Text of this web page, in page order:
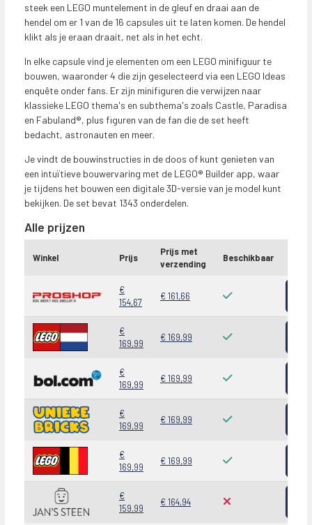
steek een LEGO muntelement in de gleuf en draai aan de
hendel om er 1 van de 16 capsules uit te laten komen. De hendel
klikt als je eraan draait, net als in het echt.
In elke capsule vind je elementen om een LEGO minifiguur te
bouwen, waaronder 4 die zijn geselecteerd via een LEGO Ideas
enquête onder fans. Er zijn minifiguren die verwijzen naar
klassieke LEGO thema's en subthema's zoals Castle, Paradisa
en Fabuland®, plus figuren van de fan die de set heeft
bedacht, astronauten en meer.
Je vindt de bouwinstructies in de doos of kunt genieten van
een intuïtieve bouwervaring met de LEGO® Builder app, waar
je tijdens het bouwen een digitale 3D-versie van je model kunt
bekijken. De set bevat 1343 onderdelen.
Alle prijzen
Winkel Prijs
Prijs met
verzending
Beschikbaar
€
154,67
€ 161,66
€
169,99
€ 169,99
€
169,99
€ 169,99
€
169,99
€ 169,99
€
169,99
€ 169,99
€
159,99
€ 164,94